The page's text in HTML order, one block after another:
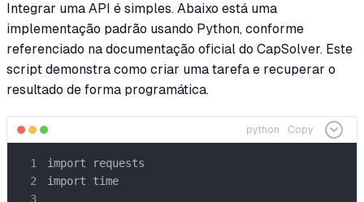
Integrar uma API é simples. Abaixo está uma
implementação padrão usando Python, conforme
referenciado na documentação oficial do CapSolver. Este
script demonstra como criar uma tarefa e recuperar o
resultado de forma programática.
python Copy
import requests
import time